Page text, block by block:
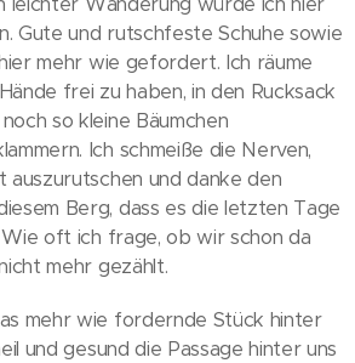
Gute und rutschfeste Schuhe sowie
mehr wie gefordert. Ich räume
frei zu haben, in den Rucksack
so kleine Bäumchen
Ich schmeiße die Nerven,
auszurutschen und danke den
Berg, dass es die letzten Tage
oft ich frage, ob wir schon da
mehr gezählt.
mehr wie fordernde Stück hinter
und gesund die Passage hinter uns